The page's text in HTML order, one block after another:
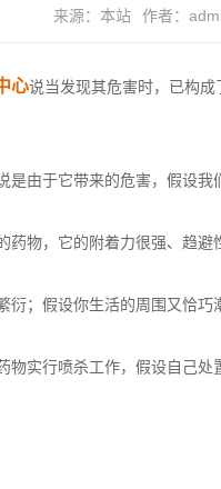
来源： 本站 作者：
心说当发现其危害时，已构成
是由于它带来的危害，假设我
物，它的附着力很强、趋避
衍；假设你生活的周围又恰
实行喷杀工作，假设自己处